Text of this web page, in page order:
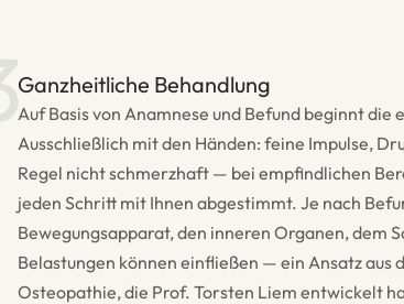
Ganzheitliche Behandlung
Auf Basis von Anamnese und Befund beginnt die
Ausschließlich mit den Händen: feine Impulse,
Regel nicht schmerzhaft — bei empfindlichen
jeden Schritt mit Ihnen abgestimmt. Je nach
Bewegungsapparat, den inneren Organen, dem
Belastungen können einfließen — ein Ansatz aus
Osteopathie, die Prof. Torsten Liem entwickelt